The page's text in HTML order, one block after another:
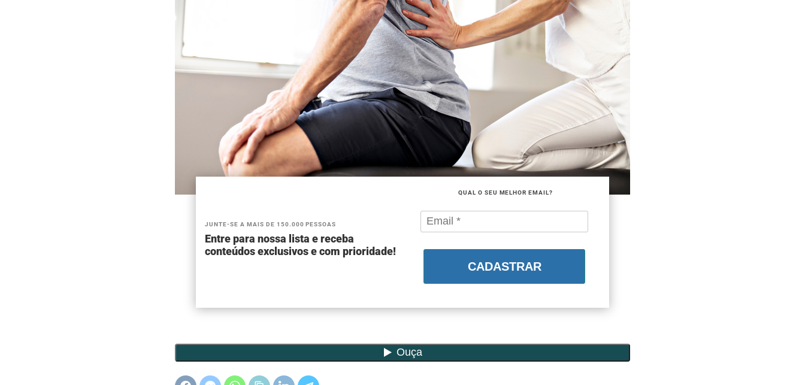
JUNTE-SE A MAIS DE 150.000 PESSOAS
Entre para nossa lista e receba
conteúdos exclusivos e com prioridade!
QUAL O SEU MELHOR EMAIL?
CADASTRAR